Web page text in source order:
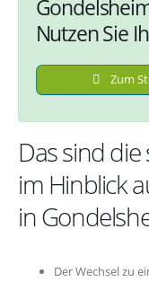
Nutzen Sie
Zum
Das sind
im Hinblick
in
Der Wechsel zu